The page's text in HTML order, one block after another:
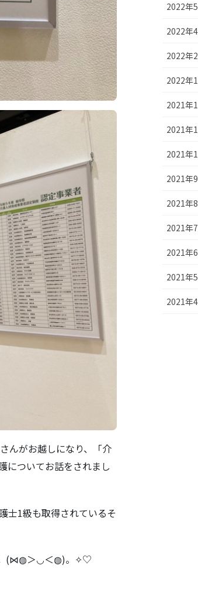
んがお越しになり、「介
についてお話をされまし
士1級も取得されているそ
。(⋈◍＞◡＜◍)。✧♡
2022年
2022年
2022年
2022年
2021年
2021年
2021年
2021年
2021年
2021年
2021年
2021年
2021年